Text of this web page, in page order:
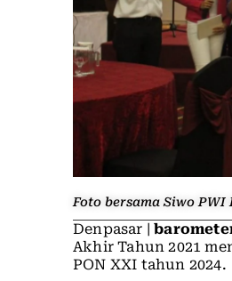
Foto bersama Siwo
Denpasar |
Akhir Tahun 2021
PON XXI tahun 2024.